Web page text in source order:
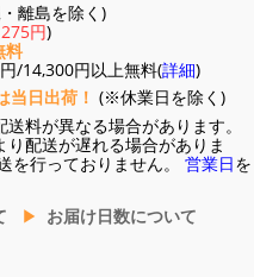
離島を除く)
円)
料
/14,300円以上無料(詳細)
当日出荷！ (※休業日を除く)
料が異なる場合があります。
り配送が遅れる場合がありま
を行っておりません。 営業日を
お届け日数について